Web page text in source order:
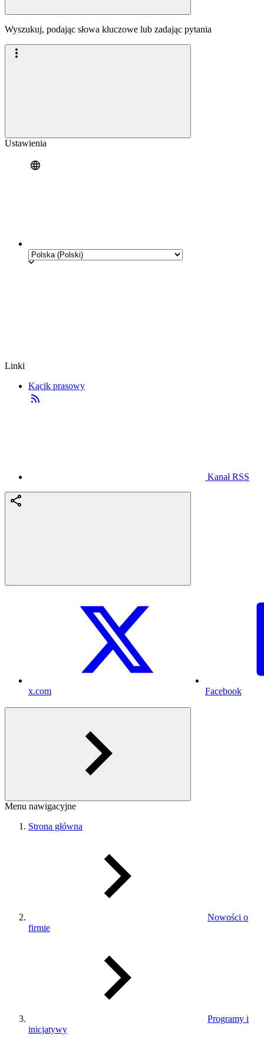
Wyszukuj, podając słowa kluczowe lub zadając pytania
Ustawienia
Linki
Kącik prasowy
Kanał RSS
x.com Facebook
Menu nawigacyjne
Strona główna
Nowości o
firmie
Programy i
inicjatywy